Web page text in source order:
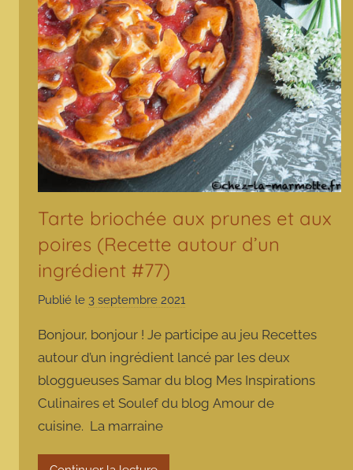
Tarte briochée aux prunes et aux
poires (Recette autour d’un
ingrédient #77)
Publié le 3 septembre 2021
r
m
a
r
Bonjour, bonjour ! Je participe au jeu Recettes
autour d’un ingrédient lancé par les deux
bloggueuses Samar du blog Mes Inspirations
Culinaires et Soulef du blog Amour de
cuisine. La marraine